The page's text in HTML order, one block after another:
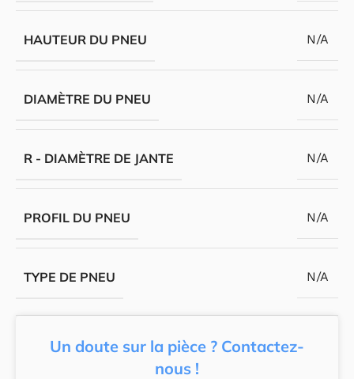
HAUTEUR DU PNEU N/A
DIAMÈTRE DU PNEU N/A
R - DIAMÈTRE DE JANTE N/A
PROFIL DU PNEU N/A
TYPE DE PNEU N/A
Un doute sur la pièce ? Contactez-
nous !